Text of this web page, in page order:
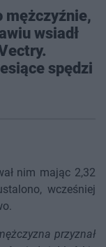
mężczyźnie,
wsiadł
spędzi
nim mając 2,32
wcześniej
przyznał